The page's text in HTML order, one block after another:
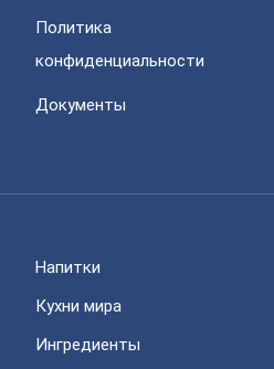
Политика
конфиденциальности
Документы
Напитки
Кухни мира
Ингредиенты